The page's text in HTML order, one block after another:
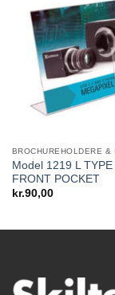
Model 1219 L TYPE
FRONT POCKET
kr.90,00